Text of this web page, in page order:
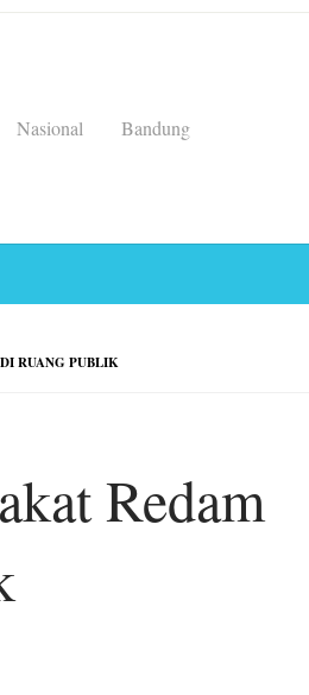
Nasional Bandung
RUANG PUBLIK
Redam